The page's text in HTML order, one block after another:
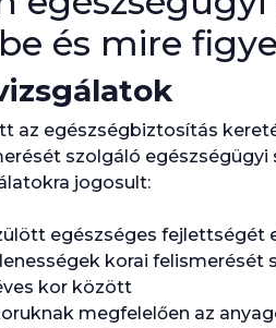
és mire
az egészségbiztosítás
szolgáló
jogosult:
egészséges fejlettségét
korai felismerését
kor között
megfelelően az